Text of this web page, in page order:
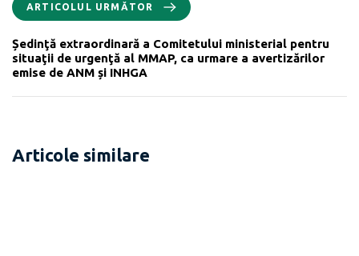
ARTICOLUL URMĂTOR
Ședinţă extraordinară a Comitetului ministerial pentru
situaţii de urgenţă al MMAP, ca urmare a avertizărilor
emise de ANM și INHGA
Articole similare